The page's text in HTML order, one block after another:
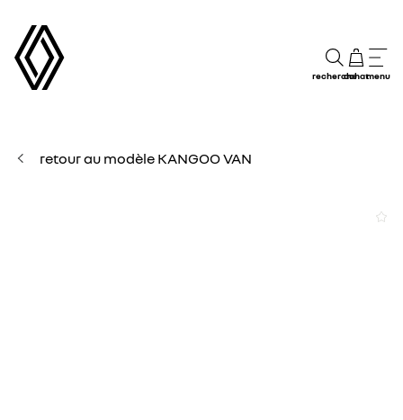
rechercheachatmenu
retour au modèle KANGOO VAN